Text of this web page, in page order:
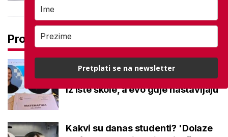
Pročitaj još
Na maturi ostvarili 100 posto iz
potpuno različitih predmeta: Stižu
iz iste škole, a evo gdje nastavljaju
Kakvi su danas studenti? 'Dolaze
Pretplati se na newsletter